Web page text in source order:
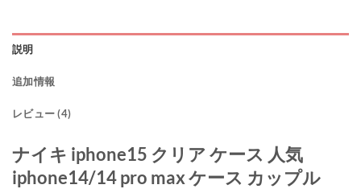
説明
追加情報
レビュー (4)
ナイキ iphone15 クリア ケース 人気
iphone14/14 pro max ケース カップル